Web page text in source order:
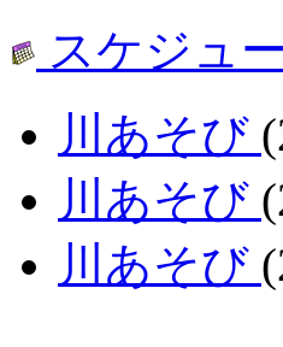
スケジュ
川あそび
川あそび
川あそび